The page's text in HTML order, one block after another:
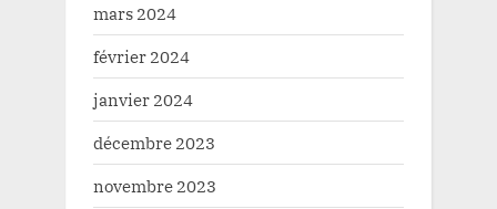
mars 2024
février 2024
janvier 2024
décembre 2023
novembre 2023